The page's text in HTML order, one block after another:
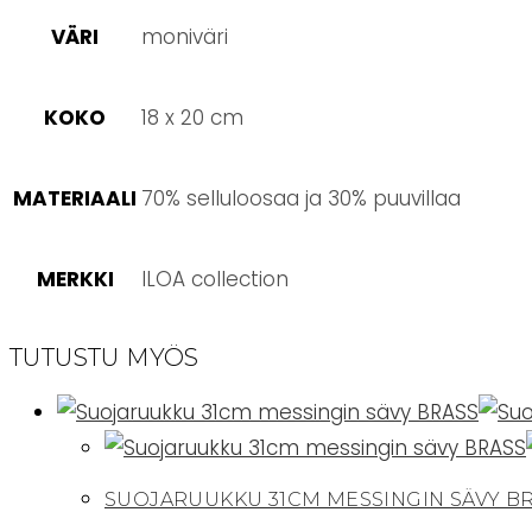
VÄRI moniväri
KOKO 18 x 20 cm
MATERIAALI 70% selluloosaa ja 30% puuvillaa
MERKKI ILOA collection
TUTUSTU MYÖS
SUOJARUUKKU 31CM MESSINGIN SÄVY